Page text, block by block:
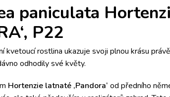
paniculata
P22
kvetoucí rostlina ukazuje svoji plnou krásu
odhodily své květy.
Hortenzie latnaté ‚Pandora‘ od předního